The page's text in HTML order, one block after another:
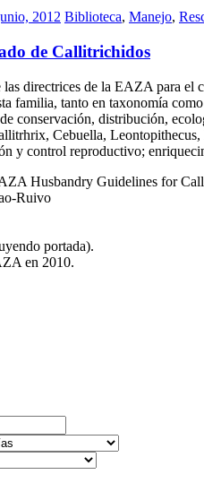
2012 Biblioteca, Manejo,
de Callitrichidos
las directrices de la EAZA para
familia, tanto en taxonomía
conservación, distribución,
Cebuella,
y control reproductivo;
Husbandry Guidelines for
Ruivo
portada).
en 2010.